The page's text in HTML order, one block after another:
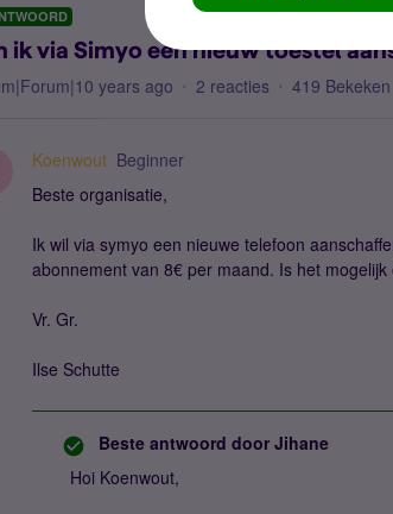
ik via Simyo een nieuw toestel
years ago 2 reacties 419 Bekeken
Koenwout Beginner
Beste organisatie,
Ik wil via symyo een nieuwe telefoon
abonnement van 8€ per maand. Is het
Vr. Gr.
Ilse Schutte
Beste antwoord door Jihane
Hoi Koenwout,